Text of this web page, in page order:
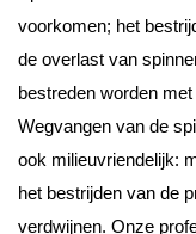
voorkomen; het
de overlast van
bestreden worden
Wegvangen van de
ook milieuvriendelijk:
het bestrijden van de
verdwijnen. Onze